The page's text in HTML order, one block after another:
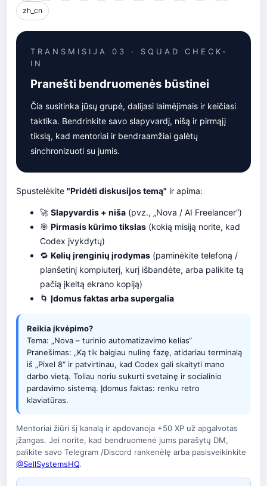
zh_cn
TRANSMISIJA 03 · SQUAD CHECK-
IN
Pranešti bendruomenės būstinei
Čia susitinka jūsų grupė, dalijasi laimėjimais ir keičiasi
taktika. Bendrinkite savo slapyvardį, nišą ir pirmąjį
tikslą, kad mentoriai ir bendraamžiai galėtų
sinchronizuoti su jumis.
Spustelėkite "Pridėti diskusijos temą" ir apima:
🚀 Slapyvardis + niša (pvz., „Nova / AI Freelancer“)
🎯 Pirmasis kūrimo tikslas (kokią misiją norite, kad
Codex įvykdytų)
🔁 Kelių įrenginių įrodymas (paminėkite telefoną /
planšetinį kompiuterį, kurį išbandėte, arba palikite tą
pačią įkeltą ekrano kopiją)
🌀 Įdomus faktas arba supergalia
Reikia įkvėpimo?
Tema: „Nova – turinio automatizavimo kelias“
Pranešimas: „Ką tik baigiau nulinę fazę, atidariau terminalą
iš „Pixel 8“ ir patvirtinau, kad Codex gali skaityti mano
darbo vietą. Toliau noriu sukurti svetainę ir socialinio
pardavimo sistemą. Įdomus faktas: renku retro
klaviatūras.
Mentoriai žiūri šį kanalą ir apdovanoja +50 XP už apgalvotas
įžangas. Jei norite, kad bendruomenė jums parašytų DM,
palikite savo Telegram /Discord rankenėlę arba pasisveikinkite
@SellSystemsHQ.